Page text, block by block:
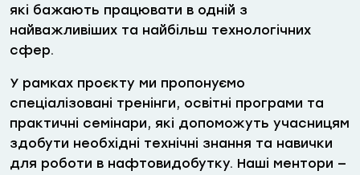
які бажають працювати в одній з
найважливіших та найбільш технологічних
сфер.
У рамках проєкту ми пропонуємо
спеціалізовані тренінги, освітні програми та
практичні семінари, які допоможуть учасницям
здобути необхідні технічні знання та навички
для роботи в нафтовидобутку. Наші ментори —